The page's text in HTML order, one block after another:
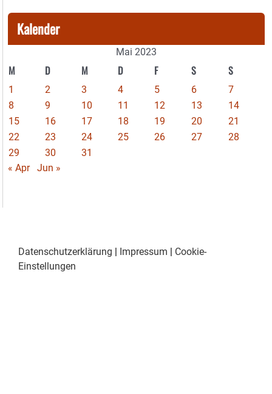
Kalender
Mai 2023
M D M D F S S
1 2 3 4 5 6
7
8
9 10 11 12 13
14
15
16 17 18 19 20
21
22
23 24 25 26 27
28
29
30
31
« Apr
Jun »
Datenschutzerklärung | Impressum | Cookie-
Einstellungen